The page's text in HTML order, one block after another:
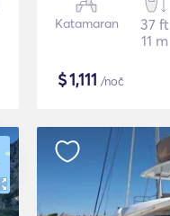
Katamaran
37 ft
11 m
$1,111 /noč